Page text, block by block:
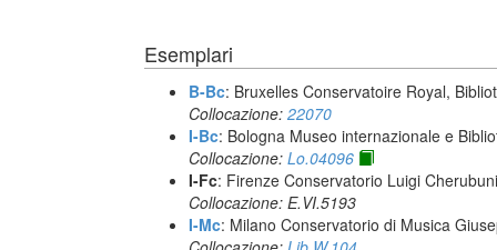
Esemplari
B-Bc: Bruxelles Conservatoire Royal,
Collocazione: 22070
I-Bc: Bologna Museo internazionale e
Collocazione: Lo.04096
I-Fc: Firenze Conservatorio Luigi Cherubuni
Collocazione: E.VI.5193
I-Mc: Milano Conservatorio di Musica